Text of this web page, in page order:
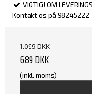
VIGTIG! OM
Kontakt os på 98245222
1.099 DKK
689 DKK
(inkl. moms)